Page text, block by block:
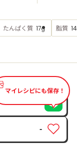
たんぱく質 17g 脂質 14
マイレシピにも保存！
-